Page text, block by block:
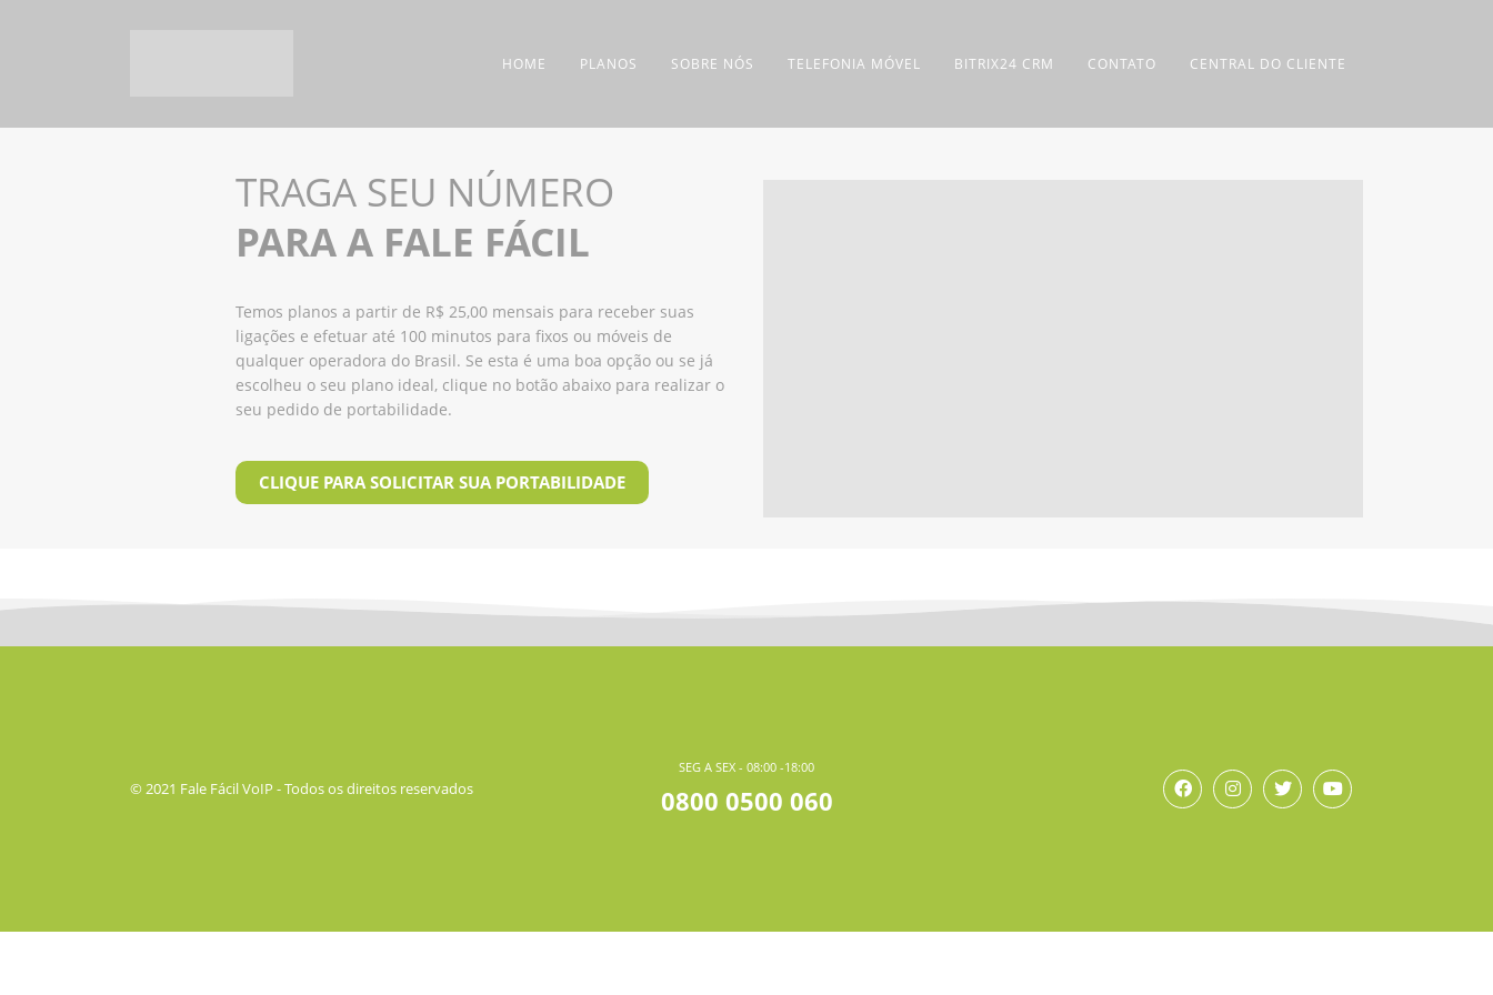
HOME PLANOS SOBRE NÓS TELEFONIA MÓVEL BITRIX24 CRM CONTATO CENTRAL DO CLIENTE
TRAGA SEU NÚMERO
PARA A FALE FÁCIL
Temos planos a partir de R$ 25,00 mensais para receber suas
ligações e efetuar até 100 minutos para fixos ou móveis de
qualquer operadora do Brasil. Se esta é uma boa opção ou se já
escolheu o seu plano ideal, clique no botão abaixo para realizar o
seu pedido de portabilidade.
CLIQUE PARA SOLICITAR SUA PORTABILIDADE
© 2021 Fale Fácil VoIP - Todos os direitos reservados
SEG A SEX - 08:00 -18:00
0800 0500 060